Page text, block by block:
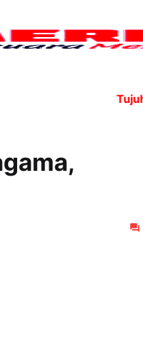
Tujuh